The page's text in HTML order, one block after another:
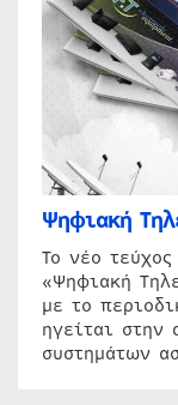
Ψηφιακή
Το νέο
«Ψηφιακή
με το
ηγείται στην
συστημάτων